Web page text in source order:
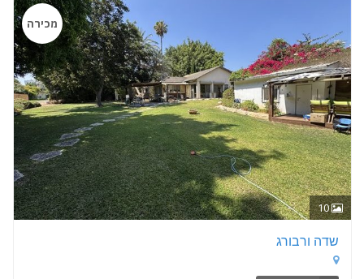
10
מכירה
שדה ורבורג